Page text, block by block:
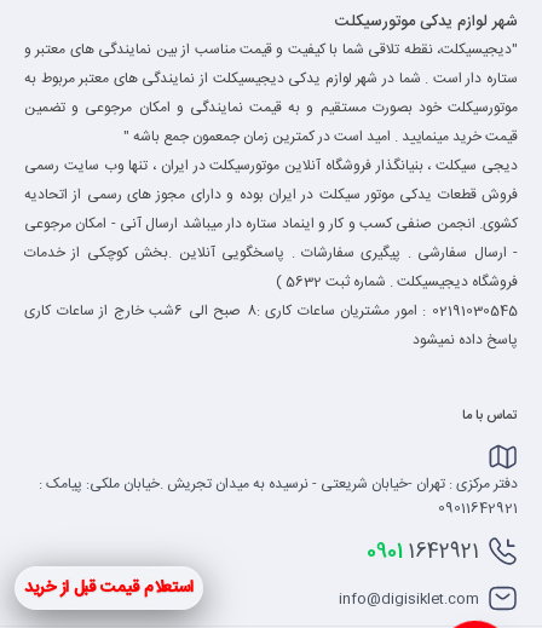
شهر لوازم یدکی موتورسیکلت
"دیجیسیکلت، نقطه تلاقی شما با کیفیت و قیمت مناسب از بین نمایندگی های معتبر و
ستاره دار است . شما در شهر لوازم یدکی دیجیسیکلت از نمایندگی های معتبر مربوط به
موتورسیکلت خود بصورت مستقیم و به قیمت نمایندگی و امکان مرجوعی و تضمین
قیمت خرید مینمایید . امید است در کمترین زمان جمعمون جمع باشه "
دیجی سیکلت ، بنیانگذار فروشگاه آنلاین موتورسیکلت در ایران ، تنها وب سایت رسمی
فروش قطعات یدکی موتور سیکلت در ایران بوده و دارای مجوز های رسمی از اتحادیه
کشوی. انجمن صنفی کسب و کار و اینماد ستاره دار میباشد ارسال آنی - امکان مرجوعی
- ارسال سفارشی . پیگیری سفارشات . پاسخگویی آنلاین .بخش کوچکی از خدمات
فروشگاه دیجیسیکلت . شماره ثبت 5632 )
02191030545 : امور مشتریان ساعات کاری :8 صبح الی 6شب خارج از ساعات کاری
پاسخ داده نمیشود
تماس با ما
دفتر مرکزی : تهران -خیابان شریعتی - نرسیده به میدان تجریش .خیابان ملکی: پیامک :
09011642921
09011642921
info@digisiklet.com استعلام قیمت قبل از خرید